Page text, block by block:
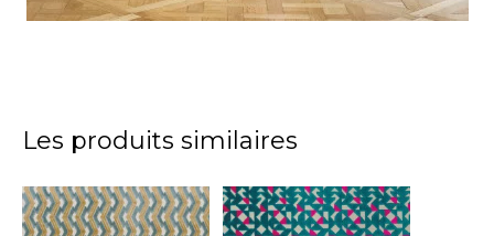
Les produits similaires